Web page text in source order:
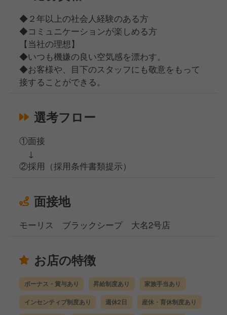
◆２年以上の社会人経験のある方
◆コミュニケーションが楽しめる方
【当社の理想】
◆いつも機嫌の良い空気感を漂わす。
◆お客様や、目下のスタッフにも敬意をもって
接することができる。
選考フロー
①面接
↓
②採用（採用条件書類提示）
面接地
モーリス ブラックシープ 大名2号店
お店の特徴
ボーナス・賞与あり 昇給制度あり 家族手当あり
インセンティブ制度あり 週休2日 産休・育休制度あり